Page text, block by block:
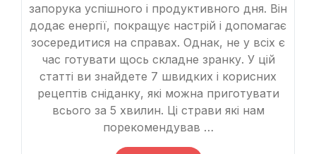
запорука успішного і продуктивного дня. Він
додає енергії, покращує настрій і допомагає
зосередитися на справах. Однак, не у всіх є
час готувати щось складне зранку. У цій
статті ви знайдете 7 швидких і корисних
рецептів сніданку, які можна приготувати
всього за 5 хвилин. Ці страви які нам
порекомендував …